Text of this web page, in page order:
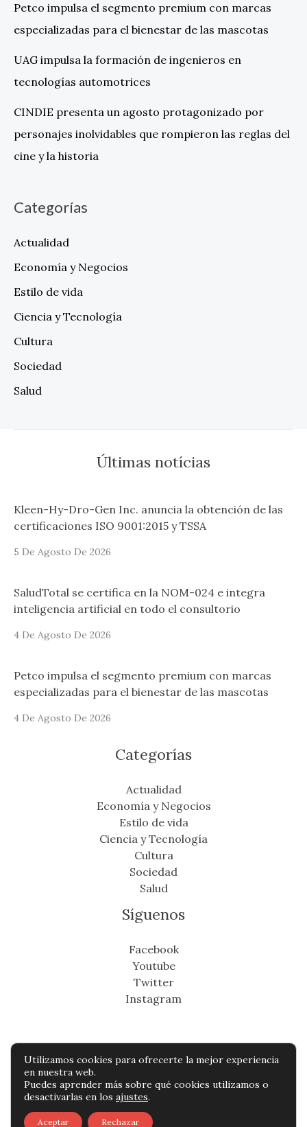
Petco impulsa el segmento premium con marcas
especializadas para el bienestar de las mascotas
UAG impulsa la formación de ingenieros en
tecnologías automotrices
CINDIE presenta un agosto protagonizado por
personajes inolvidables que rompieron las reglas del
cine y la historia
Categorías
Actualidad
Economía y Negocios
Estilo de vida
Ciencia y Tecnología
Cultura
Sociedad
Salud
Últimas notícias
Kleen-Hy-Dro-Gen Inc. anuncia la obtención de las
certificaciones ISO 9001:2015 y TSSA
5 De Agosto De 2026
SaludTotal se certifica en la NOM-024 e integra
inteligencia artificial en todo el consultorio
4 De Agosto De 2026
Petco impulsa el segmento premium con marcas
especializadas para el bienestar de las mascotas
4 De Agosto De 2026
Categorías
Actualidad
Economía y Negocios
Estilo de vida
Ciencia y Tecnología
Cultura
Sociedad
Salud
Síguenos
Facebook
Youtube
Twitter
Instagram
Copyright © Todos os direitos reservados -
eldistritonoticias.com
Política de privacidad
Utilizamos cookies para ofrecerte la mejor experiencia
en nuestra web.
Puedes aprender más sobre qué cookies utilizamos o
desactivarlas en los ajustes.
Aceptar Rechazar